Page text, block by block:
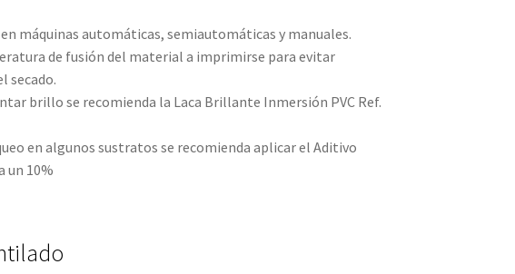
máquinas automáticas, semiautomáticas y manuales.
de fusión del material a imprimirse para evitar
secado.
brillo se recomienda la Laca Brillante Inmersión PVC Ref.
en algunos sustratos se recomienda aplicar el Aditivo
un 10%